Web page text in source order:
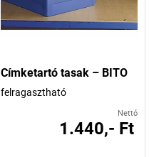
Címketartó tasak – BITO
felragasztható
Nettó
1.440,- Ft